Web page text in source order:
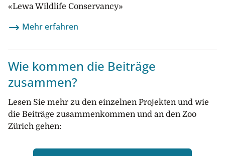
«Lewa Wildlife Conservancy»
Mehr erfahren
Wie kommen die Beiträge
zusammen?
Lesen Sie mehr zu den einzelnen Projekten und wie
die Beiträge zusammenkommen und an den Zoo
Zürich gehen: